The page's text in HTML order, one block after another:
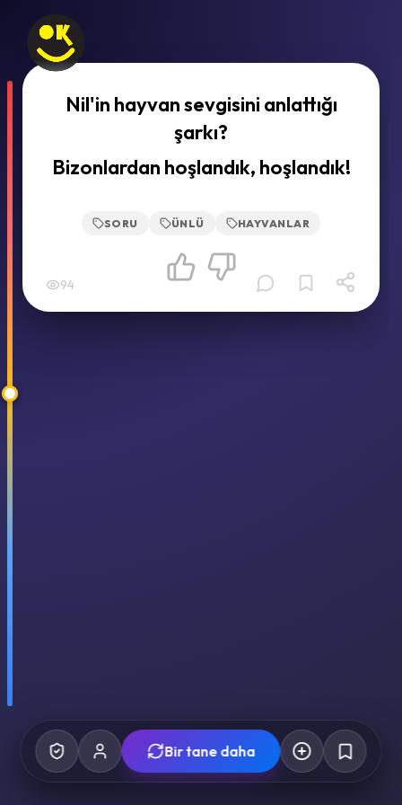
Nil'in hayvan sevgisini anlattığı
şarkı?
Bizonlardan hoşlandık, hoşlandık!
SORU ÜNLÜ HAYVANLAR
94
Bir tane daha